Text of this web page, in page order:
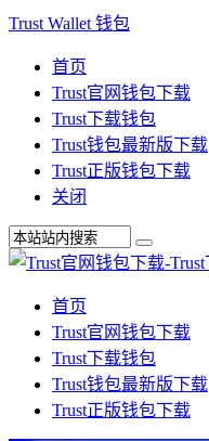
Trust Wallet 钱包
首页
Trust官网钱包下载
Trust下载钱包
Trust钱包最新版下载
Trust正版钱包下载
关闭
首页
Trust官网钱包下载
Trust下载钱包
Trust钱包最新版下载
Trust正版钱包下载